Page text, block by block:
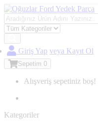
Giriş Yap veya Kayıt Ol
Sepetim 0
Alışveriş sepetiniz boş!
Kategoriler